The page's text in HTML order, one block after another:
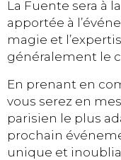
La Fuente sera à
apportée à
magie et
généralement le
En prenant en
vous serez en
parisien le plus
prochain
unique et